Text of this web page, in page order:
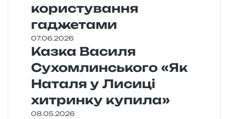
користування
гаджетами
07.06.2026
Казка Василя
Сухомлинського «Як
Наталя у Лисиці
хитринку купила»
08.05.2026